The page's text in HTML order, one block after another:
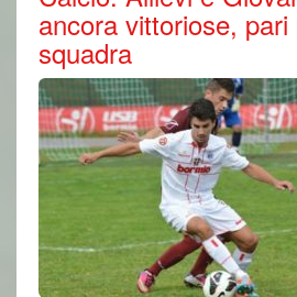
ancora vittoriose,
squadra